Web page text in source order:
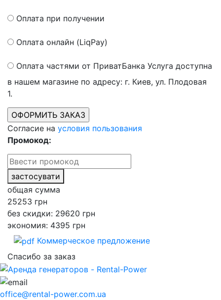
Оплата при получении
Оплата онлайн (LiqPay)
Оплата частями от ПриватБанка Услуга доступна
в нашем магазине по адресу: г. Киев, ул. Плодовая
1.
Согласие на условия пользования
Промокод:
застосувати
общая сумма
25253 грн
без скидки: 29620 грн
экономия: 4395 грн
Коммерческое предложение
Спасибо за заказ
office@rental-power.com.ua